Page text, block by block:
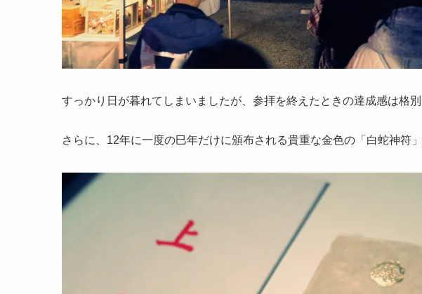
すっかり日が暮れてしまいましたが、参拝を終えたときの達成感は格別
さらに、12年に一度の巳年だけに頒布される貴重な金色の「白蛇神符